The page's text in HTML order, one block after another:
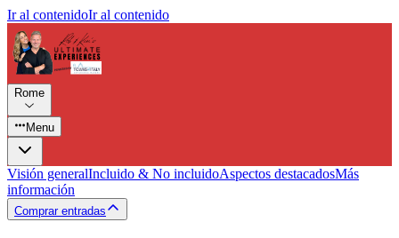
Ir al contenidoIr al contenido
Rome
Menu
Visión generalIncluido & No incluidoAspectos destacadosMás
información
Comprar entradas